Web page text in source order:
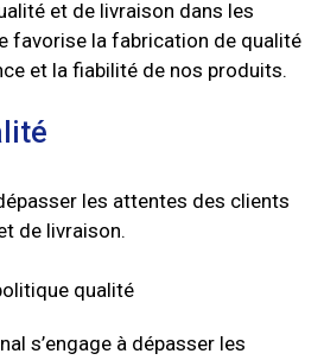
et de livraison dans les
favorise la fabrication de qualité
et la fiabilité de nos produits.
les attentes des clients
de livraison.
qualité
s’engage à dépasser les